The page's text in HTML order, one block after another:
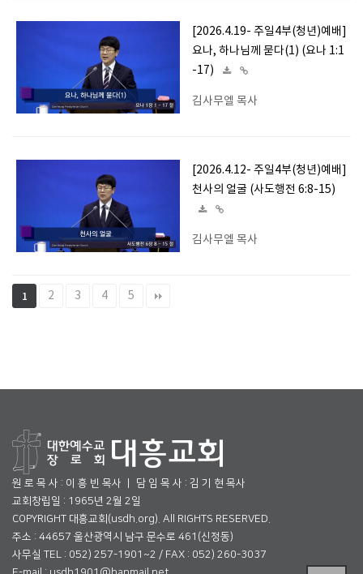
[2026.4.19- 주일4부(청년)예배]
요나, 하나님께 묻다(1) (요나 1:1
-17)
김사무엘 목사
[2026.4.12- 주일4부(청년)예배]
천사의 얼굴 (사도행전 6:8-15)
김사무엘 목사
1 2 3 4 5
원 로 목 사 : 이 흥 빈 목사 ㅣ 담 임 목 사 : 김 기 현 목사
교회창립일 : 1965년 2월 2일
COPYRIGHT 대흥교회(usdh.org). All RIGHTS RESERVED.
주소 : 44657 울산광역시 남구 문수로 461(신정동)
사무실 TEL : 052) 257-1901~2 / FAX : 052) 260-3037